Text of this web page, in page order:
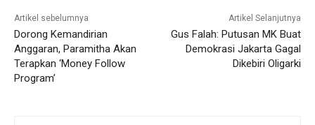
Artikel sebelumnya
Dorong Kemandirian
Anggaran, Paramitha Akan
Terapkan ‘Money Follow
Program’
Artikel Selanjutnya
Gus Falah: Putusan MK Buat
Demokrasi Jakarta Gagal
Dikebiri Oligarki